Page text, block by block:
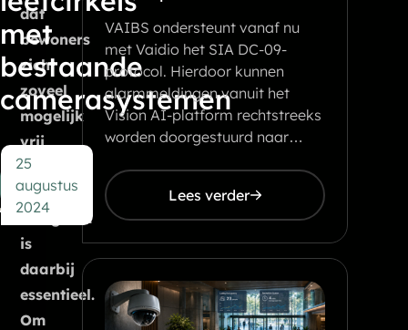
met
bestaande
camerasystemen
25
augustus
2024
dat
bewoners
zich
zoveel
mogelijk
vrij
kunnen
bewegen.
Veiligheid
is
daarbij
essentieel.
Om
VAIBS ondersteunt vanaf nu
met Vaidio het SIA DC-09-
protocol. Hierdoor kunnen
alarmmeldingen vanuit het
Vision AI-platform rechtstreeks
worden doorgestuurd naar…
Lees verder